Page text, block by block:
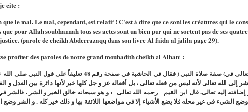
cite :
le mal. Le mal, cependant, est relatif ! C'est à dire que ce sont les créatures qui le
pour Allah soubhannah tous ses actes sont un bien pur qui ne sortent pas de ses
(parole de cheikh Abderrazaqq dans son livre Al faida al jalila page 29).
profiter des paroles de notre grand mouhadith cheikh al Albani :
الشيخ ناصر الدين الألباني رحمه الله تعالى في) صفة صلاة النبي ( فقال
الله تعالى لأنه ليس من فعله تعالى ، بل أفعاله عز و جل كلها خير لأنها دائرة بين العدل و
إليه تعالى. قال ابن القيم – رحمه الله تعالى - : و هو سبحانه خالق الخير و الشر ، فالشر
الشيء في غير محله فلا يضع الأشياء إلا في مواضعها اللائقة بها و ذلك خير كله . و الشر